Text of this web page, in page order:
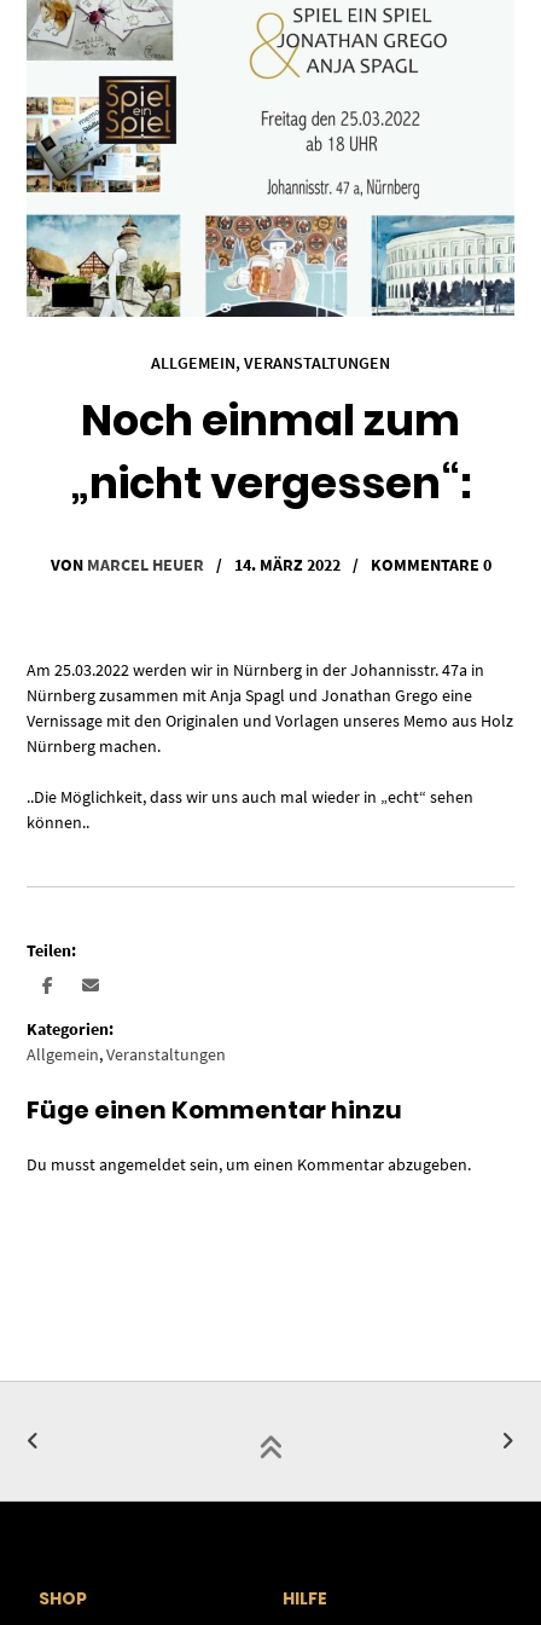
ALLGEMEIN,VERANSTALTUNGEN
Noch einmal zum
„nicht vergessen“:
VON MARCEL HEUER / 14. MÄRZ 2022 / KOMMENTARE 0
Am 25.03.2022 werden wir in Nürnberg in der Johannisstr. 47a in
Nürnberg zusammen mit Anja Spagl und Jonathan Grego eine
Vernissage mit den Originalen und Vorlagen unseres Memo aus Holz
Nürnberg machen.
..Die Möglichkeit, dass wir uns auch mal wieder in „echt“ sehen
können..
Teilen:
Kategorien:
Allgemein,Veranstaltungen
Füge einen Kommentar hinzu
Du musstangemeldetsein, um einen Kommentar abzugeben.
SHOP HILFE